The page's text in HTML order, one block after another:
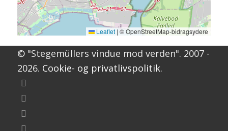
Leaflet | © OpenStreetMap-bidragsydere
© "Stegemüllers vindue mod verden". 2007 -
2026. Cookie- og privatlivspolitik.